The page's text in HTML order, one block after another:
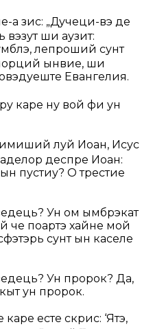
а зис: „Дучеци-вэ де
ши аузит:
лепроший сунт
ынвие, ши
Евангелия.
каре ну вой фи ун
луй Иоан, Исус
деспре Иоан:
пустиу? О трестие
Ун ом ымбрэкат
че поартэ хайне мой
сунт ын каселе
Ун пророк? Да,
ун пророк.
есте скрис: ‘Ятэ,